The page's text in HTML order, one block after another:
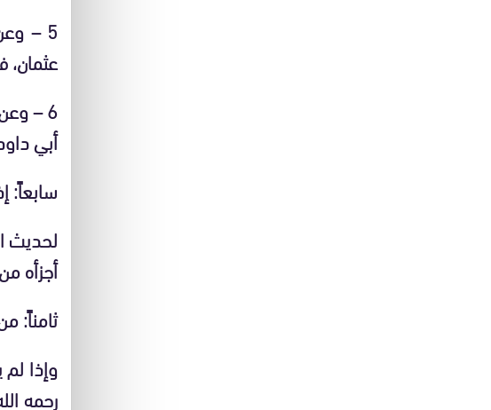
5 –
6 –
أبي
سابعاً:
لحديث
أجزأه
ثامناً:
وإذا
رحمه